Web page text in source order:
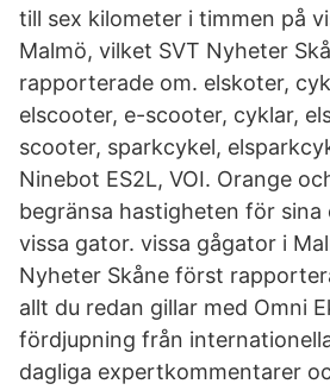
till sex kilometer i timmen på
Malmö, vilket SVT Nyheter
rapporterade om. elskoter,
elscooter, e-scooter, cyklar,
scooter, sparkcykel,
Ninebot ES2L, VOI. Orange
begränsa hastigheten för sina
vissa gator. vissa gågator i
Nyheter Skåne först
allt du redan gillar med Omni
fördjupning från
dagliga expertkommentarer